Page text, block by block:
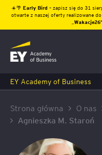
☀️🌴 Early Bird – zapisz się do 31
otwarte z naszej oferty realizowane
EY Academy of Business
Strona główna O nas
Agnieszka M. Staroń